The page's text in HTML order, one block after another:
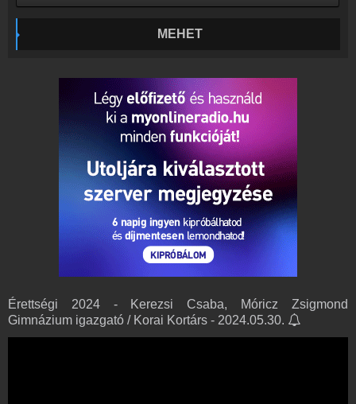
MEHET
Érettségi 2024 - Kerezsi Csaba, Móricz Zsigmond
Gimnázium igazgató / Korai Kortárs - 2024.05.30.